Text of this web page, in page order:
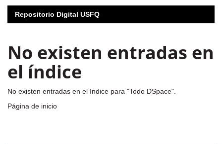
Repositorio Digital USFQ
No existen entradas en
el índice
No existen entradas en el índice para "Todo DSpace".
Página de inicio